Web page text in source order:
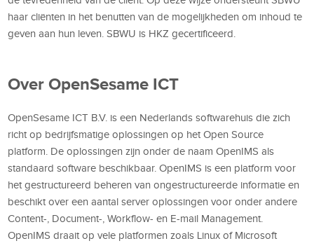
haar cliënten in het benutten van de mogelijkheden om inhoud te
geven aan hun leven. SBWU is HKZ gecertificeerd.
Over OpenSesame ICT
OpenSesame ICT B.V. is een Nederlands softwarehuis die zich
richt op bedrijfsmatige oplossingen op het Open Source
platform. De oplossingen zijn onder de naam OpenIMS als
standaard software beschikbaar. OpenIMS is een platform voor
het gestructureerd beheren van ongestructureerde informatie en
beschikt over een aantal server oplossingen voor onder andere
Content-, Document-, Workflow- en E-mail Management.
OpenIMS draait op vele platformen zoals Linux of Microsoft